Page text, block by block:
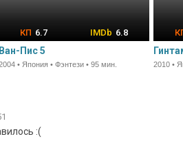
6.7 6.8
Ван-Пис 5
• Япония • Фэнтези • 95 мин. 2010 •
:(